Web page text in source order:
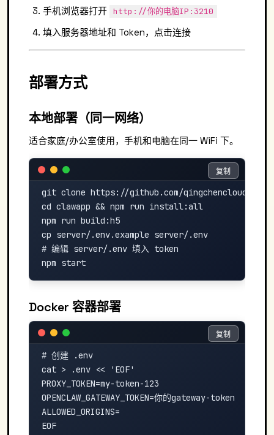
手机浏览器打开 http://你的电脑IP:3210
填入服务器地址和 Token，点击连接
部署方式
本地部署（同一网络）
适合家庭/办公室使用，手机和电脑在同一 WiFi 下。
git clone https://github.com/qingchencloud/
cd clawapp && npm run install:all
npm run build:h5
cp server/.env.example server/.env
# 编辑 server/.env 填入 token
复制
复制
Docker 容器部署
# 创建 .env
cat > .env << 'EOF'
PROXY_TOKEN=my-token-123
OPENCLAW_GATEWAY_TOKEN=你的gateway-token
ALLOWED_ORIGINS=
EOF
复制
复制